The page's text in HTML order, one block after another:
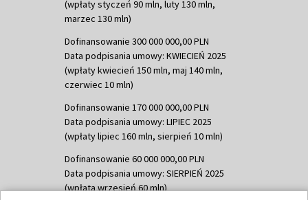
(wpłaty styczeń 90 mln, luty 130 mln,
marzec 130 mln)
Dofinansowanie 300 000 000,00 PLN
Data podpisania umowy: KWIECIEŃ 2025
(wpłaty kwiecień 150 mln, maj 140 mln,
czerwiec 10 mln)
Dofinansowanie 170 000 000,00 PLN
Data podpisania umowy: LIPIEC 2025
(wpłaty lipiec 160 mln, sierpień 10 mln)
Dofinansowanie 60 000 000,00 PLN
Data podpisania umowy: SIERPIEŃ 2025
(wpłata wrzesień 60 mln)